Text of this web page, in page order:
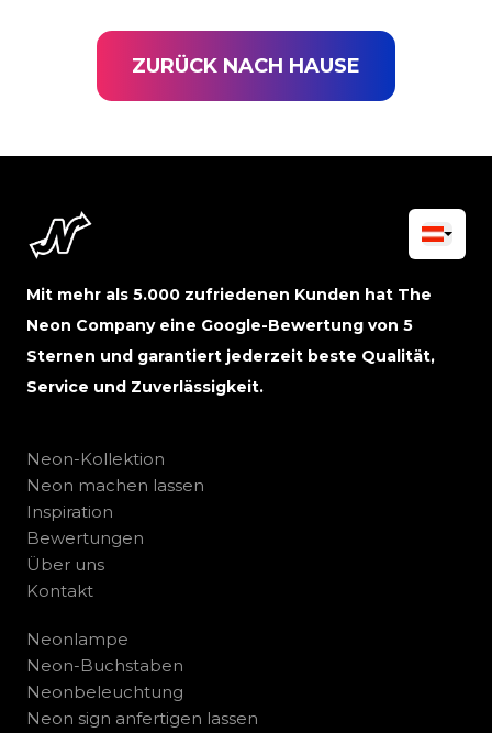
ZURÜCK NACH HAUSE
Mit mehr als 5.000 zufriedenen Kunden hat The
Neon Company eine Google-Bewertung von 5
Sternen und garantiert jederzeit beste Qualität,
Service und Zuverlässigkeit.
Neon-Kollektion
Neon machen lassen
Inspiration
Bewertungen
Über uns
Kontakt
Neonlampe
Neon-Buchstaben
Neonbeleuchtung
Neon sign anfertigen lassen